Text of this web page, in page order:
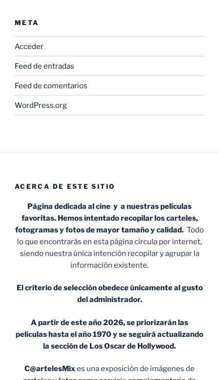
META
Acceder
Feed de entradas
Feed de comentarios
WordPress.org
ACERCA DE ESTE SITIO
Página dedicada al cine y a nuestras películas
favoritas. Hemos intentado recopilar los carteles,
fotogramas y fotos de mayor tamaño y calidad. Todo
lo que encontrarás en esta página circula por internet,
siendo nuestra única intención recopilar y agrupar la
información existente.
El criterio de selección obedece únicamente al gusto
del administrador.
A partir de este año 2026, se priorizarán las
películas hasta el año 1970 y se seguirá actualizando
la sección de Los Oscar de Hollywood.
C@artelesMixes una exposición de imágenes de